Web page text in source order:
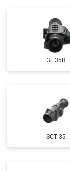
GL 35R
SCT 35